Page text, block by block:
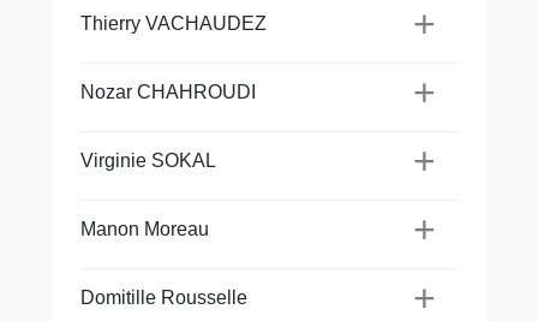
Thierry VACHAUDEZ +
Nozar CHAHROUDI +
Virginie SOKAL +
Manon Moreau +
Domitille Rousselle +